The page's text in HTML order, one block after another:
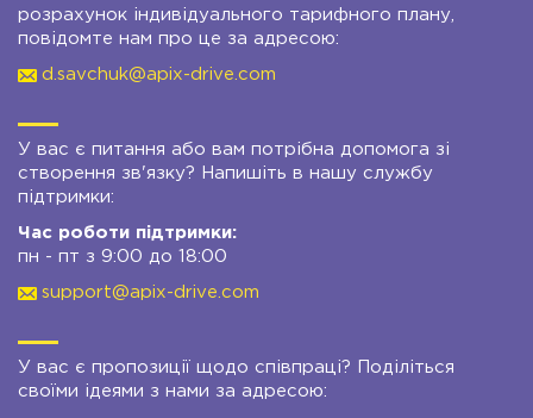
розрахунок індивідуального тарифного плану,
повідомте нам про це за адресою:
d.savchuk@apix-drive.com
У вас є питання або вам потрібна допомога зі
створення зв'язку? Напишіть в нашу службу
підтримки:
Час роботи підтримки:
пн - пт з 9:00 до 18:00
support@apix-drive.com
У вас є пропозиції щодо співпраці? Поділіться
своїми ідеями з нами за адресою: